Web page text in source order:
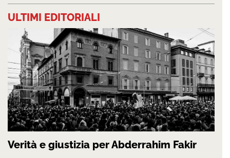
ULTIMI EDITORIALI
Verità e giustizia per Abderrahim Fakir